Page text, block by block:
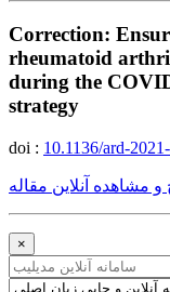
Correction:
rheumatoid
during the
strategy
doi : 10.1136/ard-
و مشاهده آنلاین مقاله
×